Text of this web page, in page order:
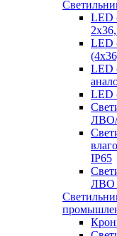
LED
LED
LED
LED
ЛВО/
IP65
ЛВО